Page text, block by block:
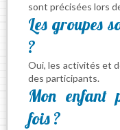
sont précisées lors
Les groupes
?
Oui, les activités et
des participants.
Mon enfant
fois ?